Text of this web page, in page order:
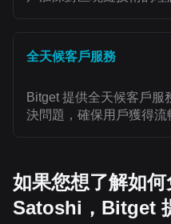
全天候客戶服務
Bitget 提供全天候客戶服
決問題，確保用戶獲得流
如果您想了解如
Satoshi，Bitget